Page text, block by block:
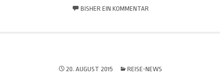
BISHER EIN KOMMENTAR
20. AUGUST 2015 REISE-NEWS